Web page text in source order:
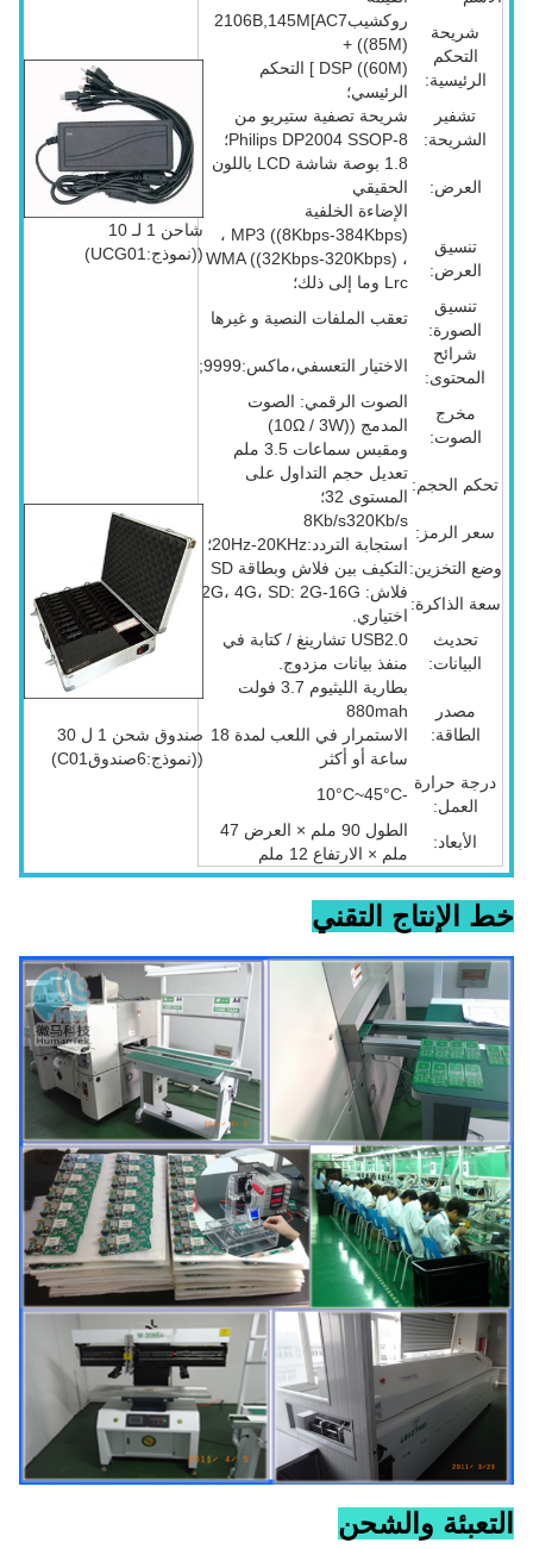
شريحة
التحكم
الرئيسية:
روكشيب2106B,145M[AC7
((85M) +
DSP ((60M) ] التحكم
الرئيسي؛
تشفير
الشريحة:
شريحة تصفية ستيريو من
Philips DP2004 SSOP-8؛
العرض:
1.8 بوصة شاشة LCD باللون
الحقيقي
الإضاءة الخلفية
تنسيق
العرض:
MP3 ((8Kbps-384Kbps) ،
WMA ((32Kbps-320Kbps) ،
Lrc وما إلى ذلك؛
تنسيق
الصورة:
تعقب الملفات النصية و غيرها
شرائح
المحتوى:
الاختيار التعسفي،ماكس:9999;
مخرج
الصوت:
الصوت الرقمي: الصوت
المدمج ((10Ω / 3W)
ومقبس سماعات 3.5 ملم
تحكم الحجم:
تعديل حجم التداول على
المستوى 32؛
سعر الرمز:
8Kb/s320Kb/s
استجابة التردد:20Hz-20KHz؛
وضع التخزين:التكيف بين فلاش وبطاقة SD
سعة الذاكرة:
فلاش: 2G، 4G، SD: 2G-16G
اختياري.
تحديث
البيانات:
USB2.0 تشارينغ / كتابة في
منفذ بيانات مزدوج.
مصدر
الطاقة:
بطارية الليثيوم 3.7 فولت
880mah
الاستمرار في اللعب لمدة 18
ساعة أو أكثر
درجة حرارة
العمل:
-10°C~45°C
الأبعاد:
الطول 90 ملم × العرض 47
ملم × الارتفاع 12 ملم
شاحن 1 لـ 10
((نموذج:UCG01)
صندوق شحن 1 ل 30
((نموذج:6صندوقC01)
خط الإنتاج التقني
التعبئة والشحن